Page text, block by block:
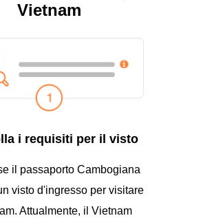
Vietnam
i requisiti per il visto
il passaporto Cambogiana
visto d'ingresso per visitare
Attualmente, il Vietnam